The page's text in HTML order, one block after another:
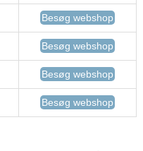
Besøg webshop
Besøg webshop
Besøg webshop
Besøg webshop